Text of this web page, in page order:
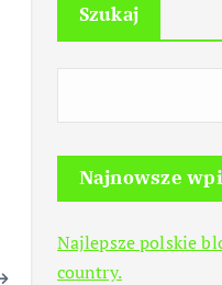
Szukaj
Najnowsze
Najlepsze polskie
country.